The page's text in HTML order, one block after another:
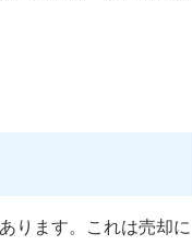
ります。これは売却に